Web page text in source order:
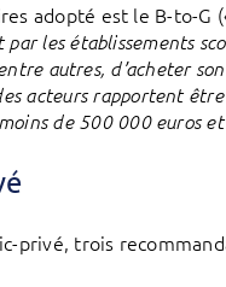
adopté est le B-to-G
les établissements
autres, d’acheter
acteurs rapportent
de 500 000 euros
privé, trois